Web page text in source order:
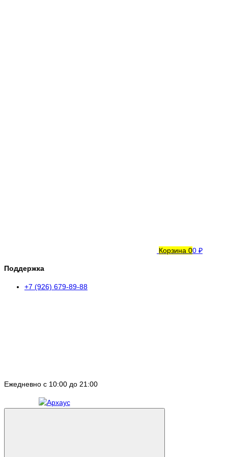
Корзина 00 ₽
Поддержка
+7 (926) 679-89-88
Ежедневно с 10:00 до 21:00